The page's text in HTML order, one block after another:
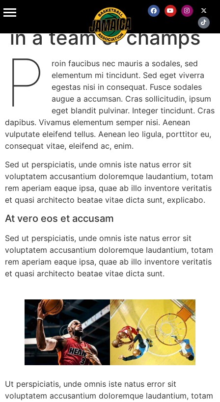
Being a young player
in a team of champs
P
roin faucibus nec mauris a sodales, sed
elementum mi tincidunt. Sed eget viverra
egestas nisi in consequat. Fusce sodales
augue a accumsan. Cras sollicitudin, ipsum
eget blandit pulvinar. Integer tincidunt. Cras
dapibus. Vivamus elementum semper nisi. Aenean
vulputate eleifend tellus. Aenean leo ligula, porttitor eu,
consequat vitae, eleifend ac, enim.
Sed ut perspiciatis, unde omnis iste natus error sit
voluptatem accusantium doloremque laudantium, totam
rem aperiam eaque ipsa, quae ab illo inventore veritatis
et quasi architecto beatae vitae dicta sunt, explicabo.
At vero eos et accusam
Sed ut perspiciatis, unde omnis iste natus error sit
voluptatem accusantium doloremque laudantium, totam
rem aperiam eaque ipsa, quae ab illo inventore veritatis
et quasi architecto beatae vitae dicta sunt.
Ut perspiciatis, unde omnis iste natus error sit
voluptatem accusantium doloremque laudantium, totam